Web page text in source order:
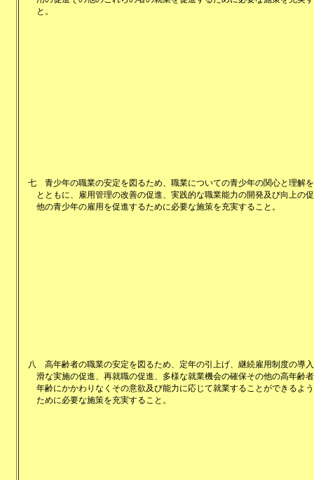
と。
七
青少年の職業の安定を図るため、職業についての青少年の関心と理解
とともに、雇用管理の改善の促進、実践的な職業能力の開発及び向上の
他の青少年の雇用を促進するために必要な施策を充実すること。
八
高年齢者の職業の安定を図るため、定年の引上げ、継続雇用制度の導
滑な実施の促進、再就職の促進、多様な就業機会の確保その他の高年齢
年齢にかかわりなくその意欲及び能力に応じて就業することができるよ
ために必要な施策を充実すること。